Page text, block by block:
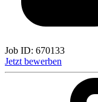
Job ID: 670133
Jetzt bewerben